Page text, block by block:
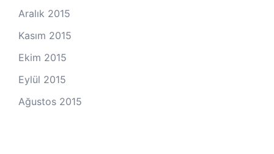
Aralık 2015
Kasım 2015
Ekim 2015
Eylül 2015
Ağustos 2015